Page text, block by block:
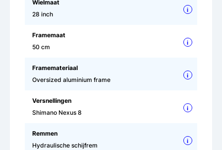
Wielmaat
28 inch
i
Framemaat
50 cm
i
Framemateriaal
Oversized aluminium frame
i
Versnellingen
Shimano Nexus 8
i
Remmen
Hydraulische schijfrem
i